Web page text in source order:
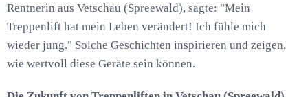
Rentnerin aus Vetschau (Spreewald), sagte: "Mein
Treppenlift hat mein Leben verändert! Ich fühle mich
wieder jung." Solche Geschichten inspirieren und zeigen,
wie wertvoll diese Geräte sein können.